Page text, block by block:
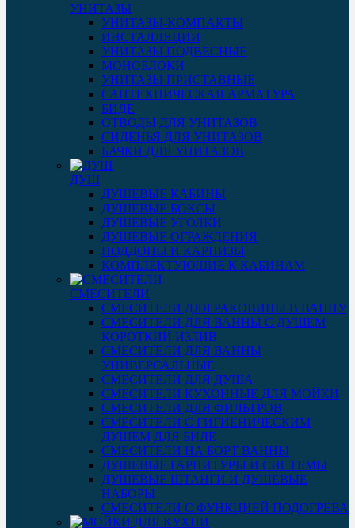
УНИТАЗЫ
УНИТАЗЫ-КОМПАКТЫ
ИНСТАЛЛЯЦИИ
УНИТАЗЫ ПОДВЕСНЫЕ
МОНОБЛОКИ
УНИТАЗЫ ПРИСТАВНЫЕ
САНТЕХНИЧЕСКАЯ АРМАТУРА
БИДЕ
ОТВОДЫ ДЛЯ УНИТАЗОВ
СИДЕНЬЯ ДЛЯ УНИТАЗОВ
БАЧКИ ДЛЯ УНИТАЗОВ
ДУШ
ДУШЕВЫЕ КАБИНЫ
ДУШЕВЫЕ БОКСЫ
ДУШЕВЫЕ УГОЛКИ
ДУШЕВЫЕ ОГРАЖДЕНИЯ
ПОДДОНЫ И КАРНИЗЫ
КОМПЛЕКТУЮЩИЕ К КАБИНАМ
СМЕСИТЕЛИ
СМЕСИТЕЛИ ДЛЯ РАКОВИНЫ В ВАННУ
СМЕСИТЕЛИ ДЛЯ ВАННЫ С ДУШЕМ
КОРОТКИЙ ИЗЛИВ
СМЕСИТЕЛИ ДЛЯ ВАННЫ
УНИВЕРСАЛЬНЫЕ
СМЕСИТЕЛИ ДЛЯ ДУША
СМЕСИТЕЛИ КУХОННЫЕ ДЛЯ МОЙКИ
СМЕСИТЕЛИ ДЛЯ ФИЛЬТРОВ
СМЕСИТЕЛИ С ГИГИЕНИЧЕСКИМ
ДУШЕМ ДЛЯ БИДЕ
СМЕСИТЕЛИ НА БОРТ ВАННЫ
ДУШЕВЫЕ ГАРНИТУРЫ И СИСТЕМЫ
ДУШЕВЫЕ ШТАНГИ И ДУШЕВЫЕ
НАБОРЫ
СМЕСИТЕЛИ С ФУНКЦИЕЙ ПОДОГРЕВА